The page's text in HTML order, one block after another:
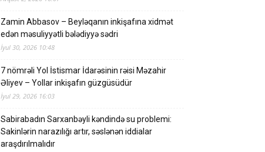
Zamin Abbasov – Beyləqanın inkişafına xidmət
edən məsuliyyətli bələdiyyə sədri
İyul 30, 2026 10:48
7 nömrəli Yol İstismar İdarəsinin rəisi Məzahir
Əliyev – Yollar inkişafın güzgüsüdür
İyul 29, 2026 16:03
Sabirabadın Sarxanbəyli kəndində su problemi:
Sakinlərin narazılığı artır, səslənən iddialar
araşdırılmalıdır